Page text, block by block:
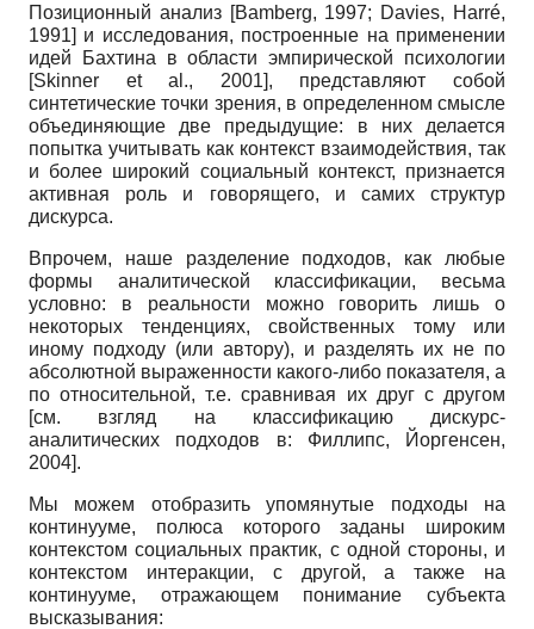
Позиционный анализ [Bamberg, 1997; Davies, Harré,
1991] и исследования, построенные на применении
идей Бахтина в области эмпирической психологии
[Skinner et al., 2001], представляют собой
синтетические точки зрения, в определенном смысле
объединяющие две предыдущие: в них делается
попытка учитывать как контекст взаимодействия, так
и более широкий социальный контекст, признается
активная роль и говорящего, и самих структур
дискурса.
Впрочем, наше разделение подходов, как любые
формы аналитической классификации, весьма
условно: в реальности можно говорить лишь о
некоторых тенденциях, свойственных тому или
иному подходу (или автору), и разделять их не по
абсолютной выраженности какого-либо показателя, а
по относительной, т.е. сравнивая их друг с другом
[см. взгляд на классификацию дискурс-
аналитических подходов в: Филлипс, Йоргенсен,
2004].
Мы можем отобразить упомянутые подходы на
континууме, полюса которого заданы широким
контекстом социальных практик, с одной стороны, и
контекстом интеракции, с другой, а также на
континууме, отражающем понимание субъекта
высказывания: